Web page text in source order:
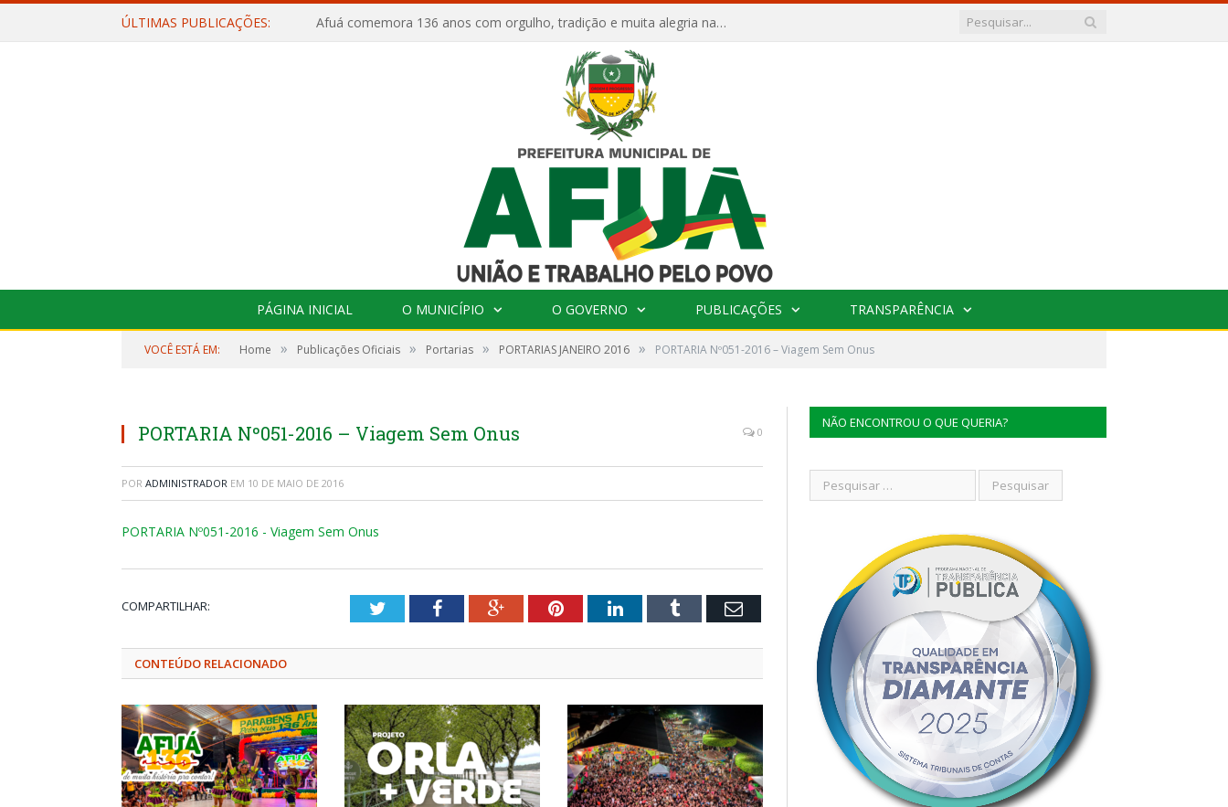
ÚLTIMAS PUBLICAÇÕES: Afuá comemora 136 anos com orgulho, tradição e muita alegria na Quadra Dr. Nelson Salomão
PÁGINA INICIAL O MUNICÍPIO O GOVERNO PUBLICAÇÕES TRANSPARÊNCIA
VOCÊ ESTÁ EM: Home » Publicações Oficiais » Portarias » PORTARIAS JANEIRO 2016 » PORTARIA Nº051-2016 – Viagem Sem Onus
PORTARIA Nº051-2016 – Viagem Sem Onus 0
POR ADMINISTRADOR EM 10 DE MAIO DE 2016
PORTARIA Nº051-2016 - Viagem Sem Onus
COMPARTILHAR: TwitterFacebookGoogle+PinterestLinkedInTumblr Email
CONTEÚDO RELACIONADO
NÃO ENCONTROU O QUE QUERIA?